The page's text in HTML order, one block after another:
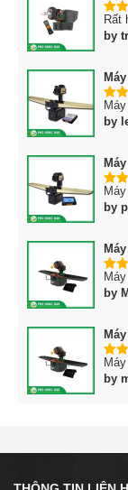
5Rất
by
5
by
5
by
5
by
5
by